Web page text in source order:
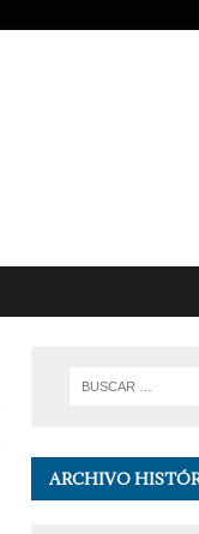
ARCHIVO